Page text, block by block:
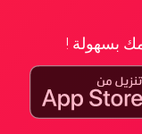
بسهولة !